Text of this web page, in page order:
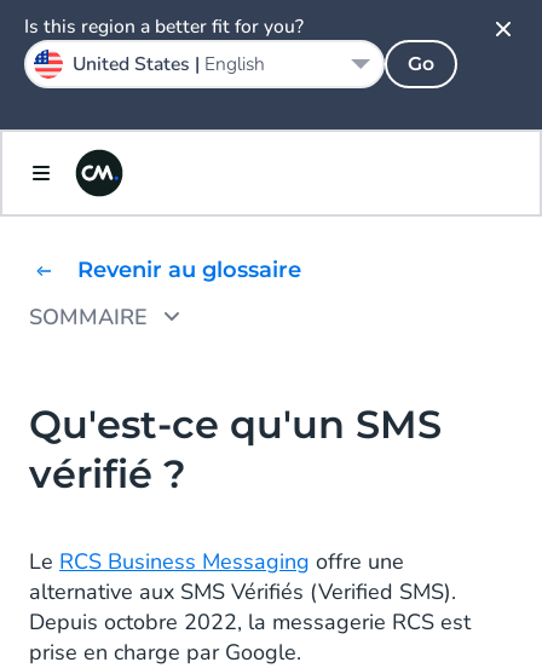
Revenir au glossaire
SOMMAIRE
Comment fonctionne le SMS Vérifié ?
Quels sont les avantages d'utiliser les SMS
1. Sécurité
2. Confiance
Qu'est-ce qu'un SMS
vérifié ?
Le RCS Business Messaging offre une
alternative aux SMS Vérifiés (Verified SMS).
Depuis octobre 2022, la messagerie RCS est
prise en charge par Google.
Is this region a better fit for you?
United States | English Go